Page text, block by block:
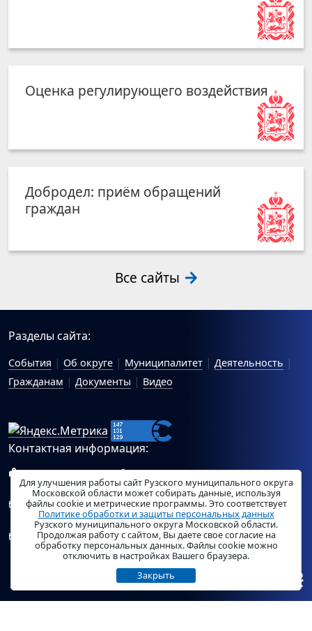
Оценка регулирующего воздействия
Добродел: приём обращений
граждан
Все сайты
Разделы сайта:
События Об округе Муниципалитет
Деятельность
Гражданам
Документы Видео
Контактная информация:
143100, Московская область, г.Руза, ул.Солнцева, 11
Схема проезда
Общий отдел Администрации Рузского муниципального
округа:ruza_region_ruza@mosreg.ru.
Отдел по работе с обращениями граждан Администрации
Рузского муниципального округа:ruza_og_argo@mosreg.ru
Для улучшения работы сайт Рузского муниципального округа
Московской области может собирать данные, используя
файлы cookie и метрические программы. Это соответствует
Политике обработки и защиты персональных данных
Рузского муниципального округа Московской области.
Продолжая работу с сайтом, Вы даете свое согласие на
обработку персональных данных. Файлы cookie можно
отключить в настройках Вашего браузера.
Закрыть